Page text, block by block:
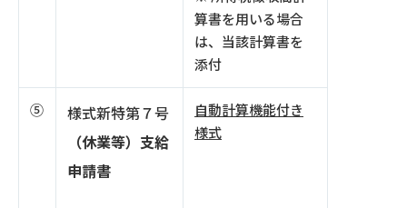
算書を用いる場合
は、当該計算書を
添付
⑤
様式新特第７号
（休業等）支給
申請書
自動計算機能付き
様式